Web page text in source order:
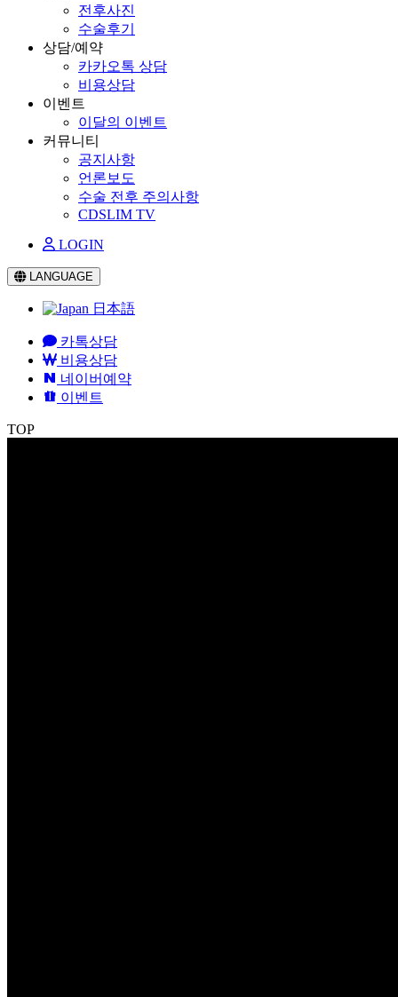
전후사진
수술후기
상담/예약
카카오톡 상담
비용상담
이벤트
이달의 이벤트
커뮤니티
공지사항
언론보도
수술 전후 주의사항
CDSLIM TV
LOGIN
LANGUAGE
日本語
카톡상담
비용상담
네이버예약
이벤트
TOP